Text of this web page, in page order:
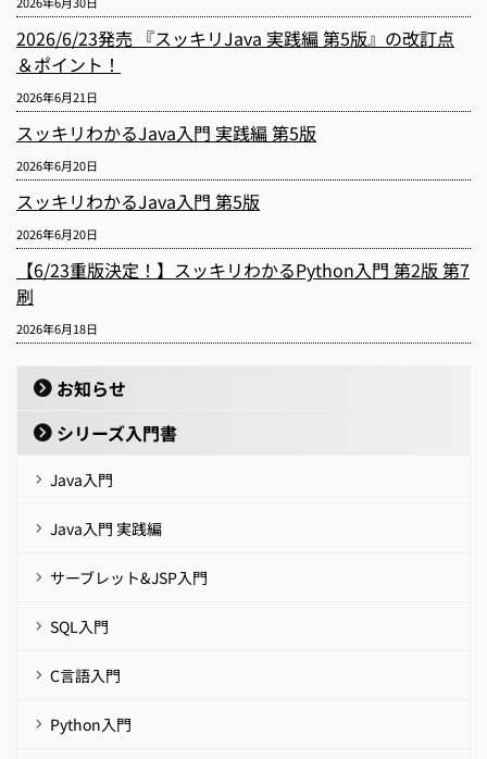
2026/6/23発売 『スッキリJava 実践編 第5版』の改訂点
＆ポイント！
2026年6月21日
スッキリわかるJava入門 実践編 第5版
2026年6月20日
スッキリわかるJava入門 第5版
2026年6月20日
【6/23重版決定！】スッキリわかるPython入門 第2版 第7
刷
2026年6月18日
お知らせ
シリーズ入門書
Java入門
Java入門 実践編
サーブレット&JSP入門
SQL入門
C言語入門
Python入門